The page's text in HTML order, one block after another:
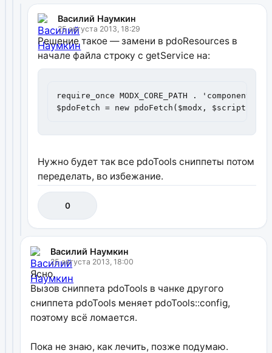
Василий Наумкин
25 августа 2013, 18:29
Решение такое — замени в pdoResources в
начале файла строку с getService на:
require_once MODX_CORE_PATH .
$pdoFetch = new pdoFetch($modx,
Нужно будет так все pdoTools сниппеты потом
переделать, во избежание.
0
Василий Наумкин
25 августа 2013, 18:00
Ясно.
Вызов сниппета pdoTools в чанке другого
сниппета pdoTools меняет pdoTools::config,
поэтому всё ломается.
Пока не знаю, как лечить, позже подумаю.